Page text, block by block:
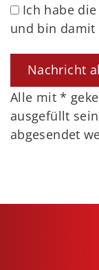
Ich habe die
und bin damit
Alle mit*
ausgefüllt
abgesendet